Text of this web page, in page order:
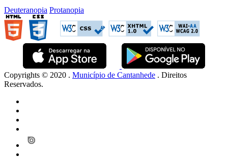
Deuteranopia Protanopia
Copyrights © 2020 . Município de Cantanhede . Direitos
Reservados.